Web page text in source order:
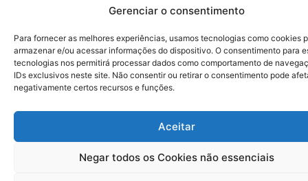
Gerenciar o consentimento
Para fornecer as melhores experiências, usamos tecnologias como cookies
armazenar e/ou acessar informações do dispositivo. O consentimento para
tecnologias nos permitirá processar dados como comportamento de
IDs exclusivos neste site. Não consentir ou retirar o consentimento pode
negativamente certos recursos e funções.
Aceitar
Negar todos os Cookies não essenciais